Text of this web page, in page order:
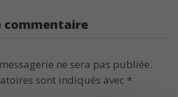
ne sera pas publiée.
sont indiqués avec *